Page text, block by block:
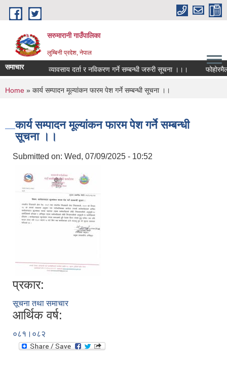
Skip to main content
सरुमारानी गाउँपालिका
लुम्बिनी प्रदेश, नेपाल
समाचार व्यावसाय दर्ता र नविकरण गर्ने सम्बन्धी जरुरी सूचना ।।।
You are here
Home » कार्य सम्पादन मूल्यांकन फारम पेश गर्ने सम्बन्धी सूचना ।।
कार्य सम्पादन मूल्यांकन फारम पेश गर्ने सम्बन्धी
सूचना ।।
Submitted on: Wed, 07/09/2025 - 10:52
प्रकार:
सूचना तथा समाचार
आर्थिक वर्ष:
०८१।०८२